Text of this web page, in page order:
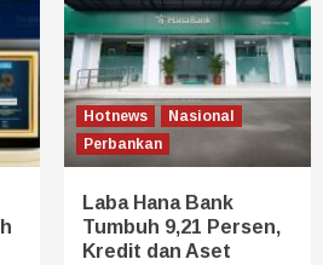
Hotnews
Nasional
Perbankan
Laba Hana Bank
Tumbuh 9,21 Persen,
Kredit dan Aset